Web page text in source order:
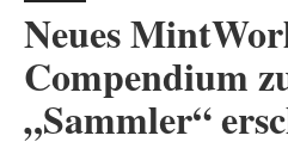
Neues
Compendium
„Sammler“